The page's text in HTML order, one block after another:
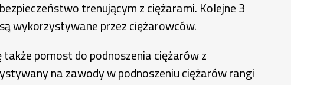
trenującym z ciężarami. Kolejne 3
wykorzystywane przez ciężarowców.
pomost do podnoszenia ciężarów z
na zawody w podnoszeniu ciężarów rangi